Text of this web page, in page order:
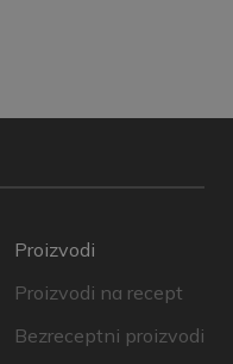
Proizvodi
Proizvodi na recept
Bezreceptni proizvodi